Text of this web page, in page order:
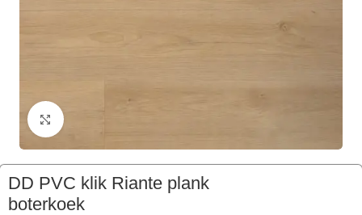
Klik om te vergroten
DD PVC klik Riante plank
boterkoek